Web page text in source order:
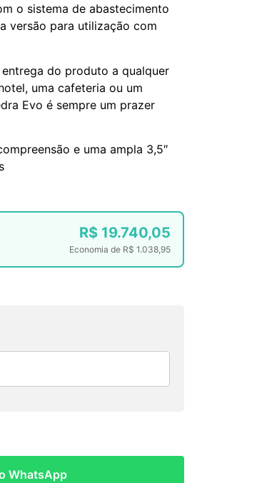
o sistema de abastecimento
versão para utilização com
do produto a qualquer
uma cafeteria ou um
Evo é sempre um prazer
e uma ampla 3,5″
R$19.740,05
Economia de R$ 1.038,95
WhatsApp